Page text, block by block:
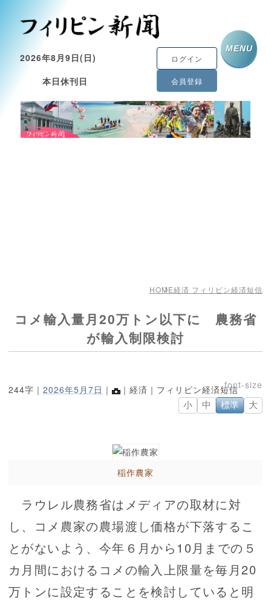
2026年8月9日(日)
本日休刊日
ログイン
会員登録
MENU
HOME経済 フィリピン経済短信
コメ輸入量月20万トン以下に 農務省
が輸入制限検討
244字｜ 2026年5月7日 ｜ ｜経済｜フィリピン経済短信
小 中 標準 大
稲作農家
ラウレル農務省はメディアの取材に対
し、コメ農家の農場渡し価格が下落するこ
とがないよう、今年６月から10月までの５
カ月間におけるコメの輸入上限量を毎月20
万トンに設定することを検討していると明